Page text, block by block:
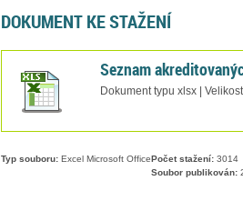
DOKUMENT KE STAŽENÍ
Seznam
Dokument typu xlsx |
Typ souboru:Excel Microsoft Office Počet stažení:3014
Soubor publikován: